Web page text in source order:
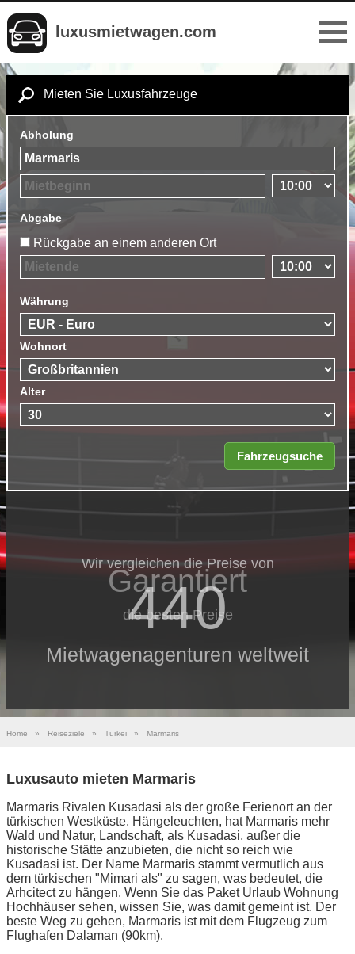
luxusmietwagen.com
Mieten Sie Luxusfahrzeuge
Abholung
Abgabe
Rückgabe an einem anderen Ort
Währung
Wohnort
Alter
Wir vergleichen die Preise von
440
Mietwagenagenturen weltweit
Garantiert
die besten Preise
Home » Reiseziele » Türkei » Marmaris
Luxusauto mieten Marmaris
Marmaris Rivalen Kusadasi als der große Ferienort an der
türkischen Westküste. Hängeleuchten, hat Marmaris mehr
Wald und Natur, Landschaft, als Kusadasi, außer die
historische Stätte anzubieten, die nicht so reich wie
Kusadasi ist. Der Name Marmaris stammt vermutlich aus
dem türkischen "Mimari als" zu sagen, was bedeutet, die
Arhcitect zu hängen. Wenn Sie das Paket Urlaub Wohnung
Hochhäuser sehen, wissen Sie, was damit gemeint ist. Der
beste Weg zu gehen, Marmaris ist mit dem Flugzeug zum
Flughafen Dalaman (90km).